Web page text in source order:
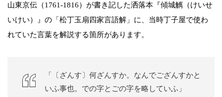
山東京伝（1761-1816）が書き記した洒落本『傾城觽（けいせ
いけい）』の「松丁玉扇四家言語解」に、当時丁子屋で使わ
れていた言葉を解説する箇所があります。
「〔ざんす〕何ざんすか。なんでござんすかと
いふ事也。での字とごの字を略していふ」